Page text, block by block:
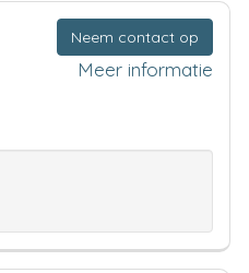
Neem contact op
Meer informatie